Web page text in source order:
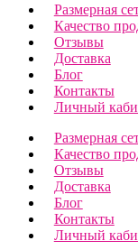
Размерная
Качество
Отзывы
Доставка
Блог
Контакты
Личный
Размерная
Качество
Отзывы
Доставка
Блог
Контакты
Личный